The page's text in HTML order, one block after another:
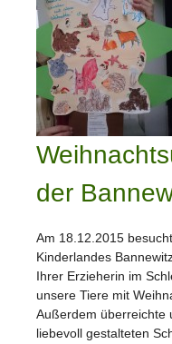
der
Am 18.12.2015
Kinderlandes
Ihrer Erzieherin im
unsere Tiere mit
Außerdem überreichte
liebevoll gestalteten